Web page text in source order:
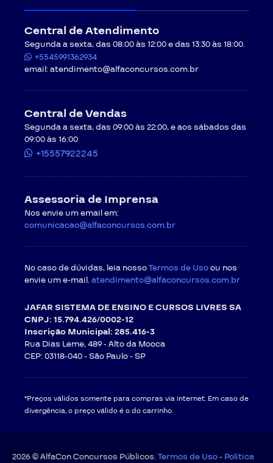
Central de Atendimento
Segunda a sexta, das 08:00 às 12:00 e das 13:30 às 18:00.
+5545991362934
email:atendimento@alfaconcursos.com.br
Central de Vendas
Segunda a sexta, das 09:00 às 22:00, e aos sábados das
09:00 às 16:00
+15557922245
Assessoria de Imprensa
Nos envie um email em:
comunicacao@alfaconcursos.com.br
No caso de dúvidas, leia nossoTermos de Usoou nos
envie um e-mail.atendimento@alfaconcursos.com.br
JAFAR SISTEMA DE ENSINO E CURSOS LIVRES SA
CNPJ: 15.794.426/0002-12
Inscrição Municipal: 285.416-3
Rua Dias Leme, 489 - Alto da Mooca
CEP: 03118-040 -São Paulo - SP
*Preços válidos somente para compras via internet. Em caso de
divergência, o preço válido é o do carrinho.
2026 © AlfaCon Concursos Públicos.Termos de Uso- Política